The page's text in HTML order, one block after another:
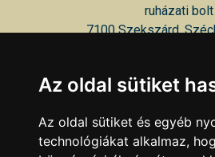
ruházati bolt
7100 Szekszárd,
mellény, nadrág,
Saxoo London férfidivat -
Az oldal sütiket
Az oldal sütiket és egyéb
technológiákat alkalmaz,